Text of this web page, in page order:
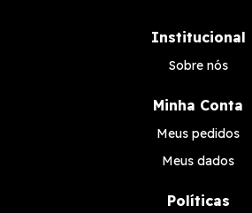
Institucional
Sobre nós
Minha Conta
Meus pedidos
Meus dados
Políticas